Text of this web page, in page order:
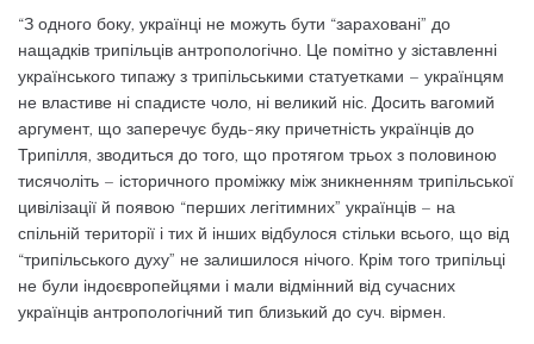
“З одного боку, українці не можуть бути “зараховані” до
нащадків трипільців антропологічно. Це помітно у зіставленні
українського типажу з трипільськими статуетками – українцям
не властиве ні спадисте чоло, ні великий ніс. Досить вагомий
аргумент, що заперечує будь-яку причетність українців до
Трипілля, зводиться до того, що протягом трьох з половиною
тисячоліть – історичного проміжку між зникненням трипільської
цивілізації й появою “перших легітимних” українців – на
спільній території і тих й інших відбулося стільки всього, що від
“трипільського духу” не залишилося нічого. Крім того трипільці
не були індоєвропейцями і мали відмінний від сучасних
українців антропологічний тип близький до суч. вірмен.